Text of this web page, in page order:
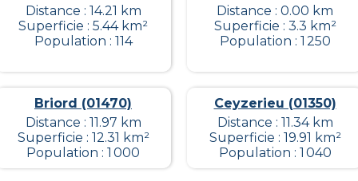
Distance : 14.21 km
Superficie : 5.44 km²
Population : 114
Distance : 0.00 km
Superficie : 3.3 km²
Population : 1 250
Briord (01470)
Distance : 11.97 km
Superficie : 12.31 km²
Population : 1 000
Ceyzerieu (01350)
Distance : 11.34 km
Superficie : 19.91 km²
Population : 1 040